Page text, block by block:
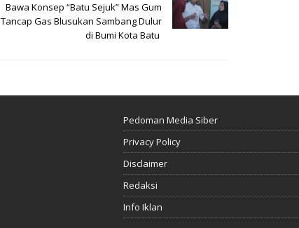
Bawa Konsep “Batu Sejuk” Mas Gum
Tancap Gas Blusukan Sambang Dulur
di Bumi Kota Batu
Pedoman Media Siber
Privacy Policy
Disclaimer
Redaksi
Info Iklan